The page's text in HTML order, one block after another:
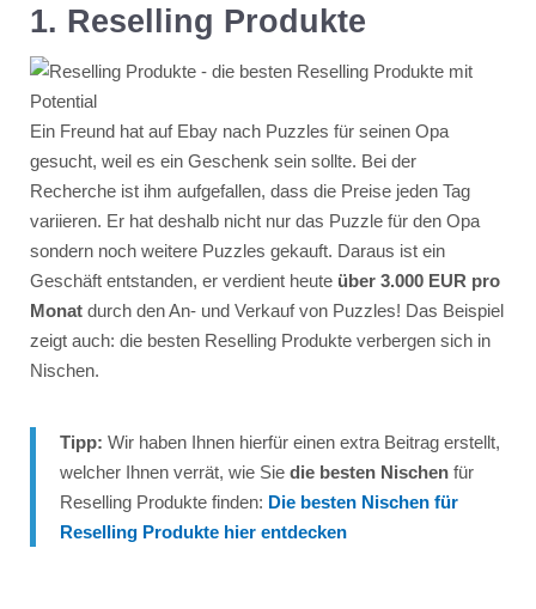
1. Reselling Produkte
Ein Freund hat auf Ebay nach Puzzles für seinen Opa
gesucht, weil es ein Geschenk sein sollte. Bei der
Recherche ist ihm aufgefallen, dass die Preise jeden Tag
variieren. Er hat deshalb nicht nur das Puzzle für den Opa
sondern noch weitere Puzzles gekauft. Daraus ist ein
Geschäft entstanden, er verdient heute über 3.000 EUR pro
Monatdurch den An- und Verkauf von Puzzles! Das Beispiel
zeigt auch: die besten Reselling Produkte verbergen sich in
Nischen.
Tipp: Wir haben Ihnen hierfür einen extra Beitrag erstellt,
welcher Ihnen verrät, wie Sie die besten Nischenfür
Reselling Produkte finden: Die besten Nischen für
Reselling Produkte hier entdecken